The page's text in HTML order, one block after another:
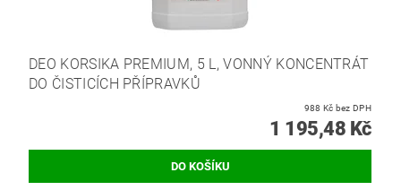
DEO KORSIKA PREMIUM, 5 L, VONNÝ KONCENTRÁT
DO ČISTICÍCH PŘÍPRAVKŮ
988 Kč bez DPH
1 195,48 Kč